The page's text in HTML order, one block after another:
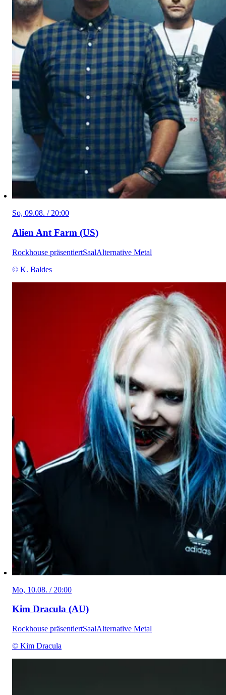
So, 09.08. / 20:00
Alien Ant Farm (US)
Rockhouse präsentiertSaalAlternative Metal
© K. Baldes
Mo, 10.08. / 20:00
Kim Dracula (AU)
Rockhouse präsentiertSaalAlternative Metal
© Kim Dracula